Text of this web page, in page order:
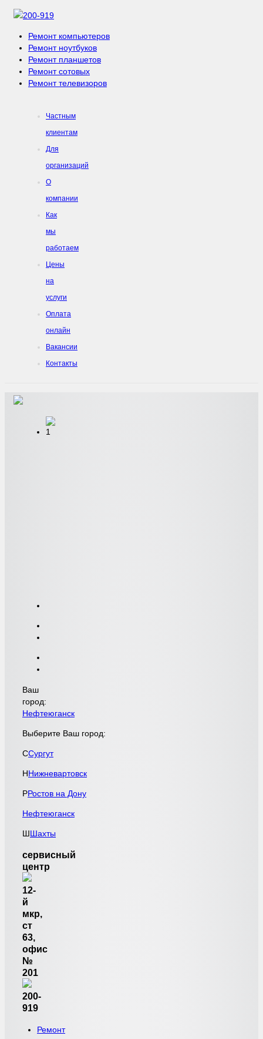
200-919
Ремонт компьютеров
Ремонт ноутбуков
Ремонт планшетов
Ремонт сотовых
Ремонт телевизоров
Частным
клиентам
Для
организаций
О
компании
Как
мы
работаем
Цены
на
услуги
Оплата
онлайн
Вакансии
Контакты
Ваш
город:
Нефтеюганск
Выберите Ваш город:
ССургут
ННижневартовск
РРостов на Дону
Нефтеюганск
ШШахты
сервисный
центр
12-
й
мкр,
ст
63,
офис
№
201
200-
919
Ремонт